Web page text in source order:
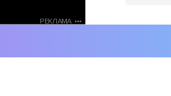
РЕКЛАМА •••